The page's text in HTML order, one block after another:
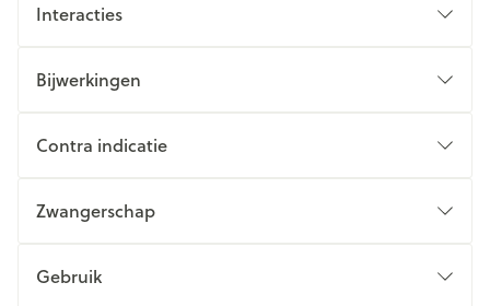
Interacties
Bijwerkingen
Contra indicatie
Zwangerschap
Gebruik